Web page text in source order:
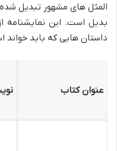
المثل های مشهور تبدیل شده
بدیل است. این نمایشنامه
داستان هایی که باید خواند
عنوان کتاب